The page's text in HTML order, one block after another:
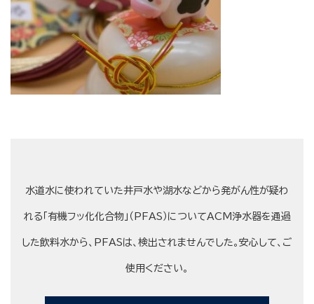
水道水に使われていた井戸水や湖水などから発がん性が疑わ
れる「有機フッ化化合物」（PFAS）についてACM浄水器を通過
した飲料水から、PFASは、検出されませんでした。安心して、ご
使用ください。